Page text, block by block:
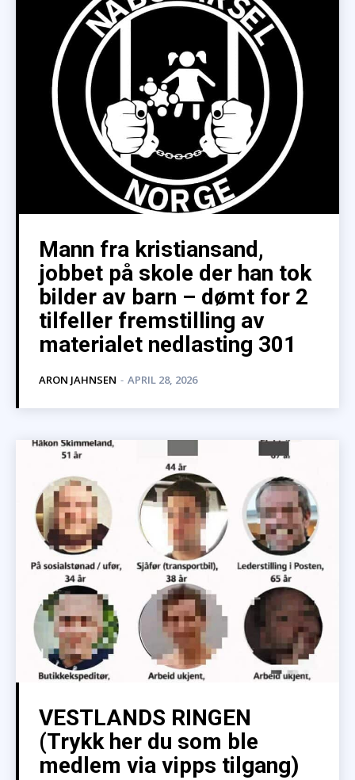
Mann fra kristiansand,
jobbet på skole der han tok
bilder av barn – dømt for 2
tilfeller fremstilling av
materialet nedlasting 301
ARON JAHNSEN - APRIL 28, 2026
VESTLANDS RINGEN
(Trykk her du som ble
medlem via vipps tilgang)